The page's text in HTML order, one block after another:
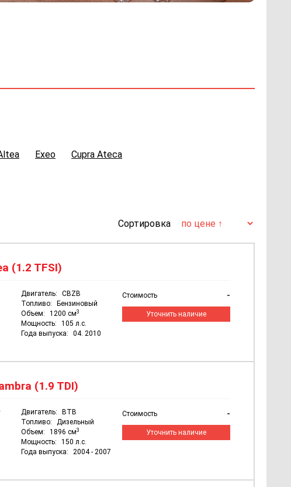
Exeo Cupra Ateca
Сортировка
(1.2 TFSI)
Двигатель:
CBZB
Топливо:
Бензиновый
Объем:
1200 см3
Мощность:
105 л.с.
Года выпуска:
04. 2010
Стоимость -
Уточнить наличие
(1.9 TDI)
Двигатель:
BTB
Топливо:
Дизельный
Объем:
1896 см3
Мощность:
150 л.с.
Года выпуска:
2004 - 2007
Стоимость -
Уточнить наличие